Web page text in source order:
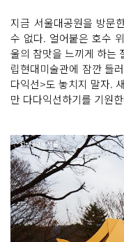
지금 서울대공원을 방문
수 없다. 얼어붙은 호수
울의 참맛을 느끼게 하는
립현대미술관에 잠깐 들
다익선>도 놓치지 말자.
만 다다익선하기를 기원